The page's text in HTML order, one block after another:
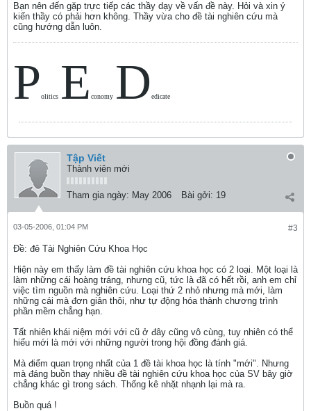
Bạn nên đến gặp trực tiếp các thầy dạy về vấn đề này. Hỏi và xin ý
kiến thầy có phải hơn không. Thầy vừa cho đề tài nghiên cứu mà
cũng hướng dẫn luôn.
Politics E conomy D edicate
Tập Viết
Thành viên mới
Tham gia ngày: May 2006 Bài gởi: 19
#3
03-05-2006, 01:04 PM
Ðề: đê Tài Nghiên Cứu Khoa Học
Hiện này em thấy làm đề tài nghiên cứu khoa học có 2 loại. Một loại là
làm những cái hoàng tráng, nhưng cũ, tức là đã có hết rồi, anh em chỉ
việc tìm nguồn mà nghiên cứu. Loại thứ 2 nhỏ nhưng mà mới, làm
những cái mà đơn giản thôi, như tự động hóa thành chương trình
phần mềm chẳng hạn.
Tất nhiên khái niệm mới với cũ ở đây cũng vô cùng, tuy nhiên có thể
hiểu mới là mới với những người trong hội đồng đánh giá.
Mà điểm quan trọng nhất của 1 đề tài khoa học là tính "mới". Nhưng
mà đáng buồn thay nhiều đề tài nghiên cứu khoa học của SV bây giờ
chẳng khác gì trong sách. Thống kê nhặt nhạnh lại mà ra.
Buồn quá !